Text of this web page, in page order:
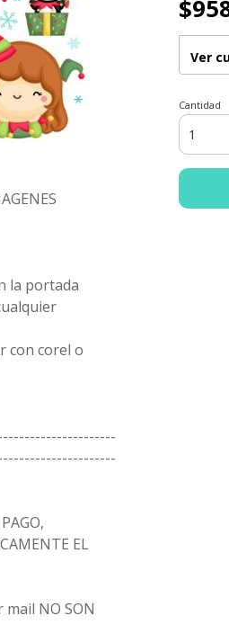
la portada
con corel o
EL
mail NO SON
Ver
Cantidad